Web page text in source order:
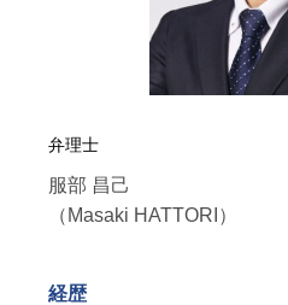
弁理士
服部 昌己
（Masaki HATTORI）
経歴